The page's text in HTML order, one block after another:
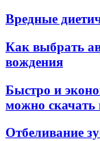
Вредные
Как выбрать
вождения
Быстро и
можно скачать
Отбеливание